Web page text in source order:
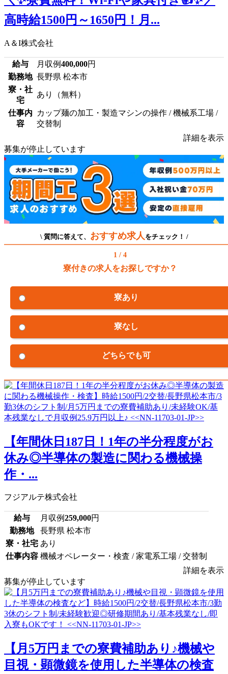
高時給1500円～1650円！月...
A＆I株式会社
給与 月収例400,000円
勤務地 長野県 松本市
寮・社
宅
あり（無料）
仕事内
容
カップ麺の加工・製造マシンの操作 / 機械系工場 /
交替制
詳細を表示
募集が停止しています
\ 質問に答えて、 おすすめ求人 をチェック！ /
1 / 4
寮付きの求人をお探しですか？
寮あり
寮なし
どちらでも可
【年間休日187日！1年の半分程度がお
休み◎半導体の製造に関わる機械操
作・...
フジアルテ株式会社
給与 月収例259,000円
勤務地
長野県 松本市
寮・社宅 あり
仕事内容 機械オペレーター・検査 / 家電系工場 / 交替制
詳細を表示
募集が停止しています
【月5万円までの寮費補助あり♪機械や
目視・顕微鏡を使用した半導体の検査